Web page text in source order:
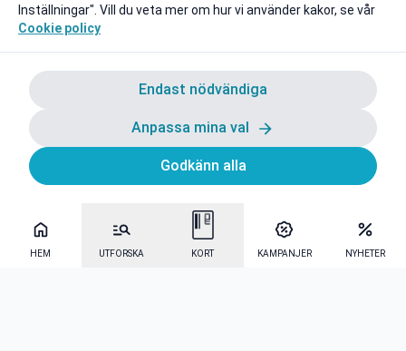
HEM UTFORSKA KORT KAMPANJER NYHETER
Inställningar". Vill du veta mer om hur vi använder kakor, se vår
Cookie policy
Endast nödvändiga
Anpassa mina val
Godkänn alla